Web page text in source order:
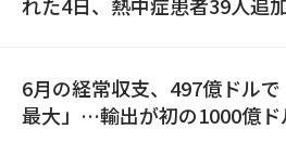
6月の経常収支、497億ドル
最大」…輸出が初の1000億ド